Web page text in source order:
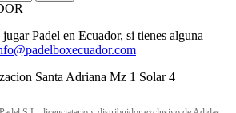
Padel en Ecuador, si tienes alguna
Santa Adriana Mz 1 Solar 4